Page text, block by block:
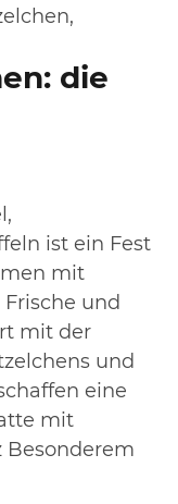
: die
ist ein Fest
mit
und
mit der
und
eine
mit
Besonderem